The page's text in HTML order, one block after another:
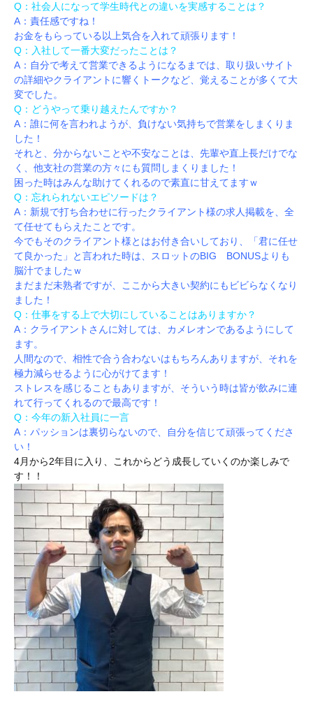
Q：社会人になって学生時代との違いを実感することは？
A：責任感ですね！
お金をもらっている以上気合を入れて頑張ります！
Q：入社して一番大変だったことは？
A：自分で考えて営業できるようになるまでは、取り扱いサイト
の詳細やクライアントに響くトークなど、覚えることが多くて大
変でした。
Q：どうやって乗り越えたんですか？
A：誰に何を言われようが、負けない気持ちで営業をしまくりま
した！
それと、分からないことや不安なことは、先輩や直上長だけでな
く、他支社の営業の方々にも質問しまくりました！
困った時はみんな助けてくれるので素直に甘えてますｗ
Q：忘れられないエピソードは？
A：新規で打ち合わせに行ったクライアント様の求人掲載を、全
て任せてもらえたことです。
今でもそのクライアント様とはお付き合いしており、「君に任せ
て良かった」と言われた時は、スロットのBIG BONUSよりも
脳汁でましたｗ
まだまだ未熟者ですが、ここから大きい契約にもビビらなくなり
ました！
Q：仕事をする上で大切にしていることはありますか？
A：クライアントさんに対しては、カメレオンであるようにして
ます。
人間なので、相性で合う合わないはもちろんありますが、それを
極力減らせるように心がけてます！
ストレスを感じることもありますが、そういう時は皆が飲みに連
れて行ってくれるので最高です！
Q：今年の新入社員に一言
A：パッションは裏切らないので、自分を信じて頑張ってくださ
い！
4月から2年目に入り、これからどう成長していくのか楽しみで
す！！